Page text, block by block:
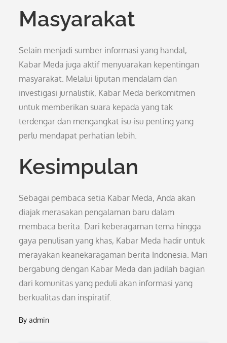
Masyarakat
Selain menjadi sumber informasi yang handal,
Kabar Meda juga aktif menyuarakan kepentingan
masyarakat. Melalui liputan mendalam dan
investigasi jurnalistik, Kabar Meda berkomitmen
untuk memberikan suara kepada yang tak
terdengar dan mengangkat isu-isu penting yang
perlu mendapat perhatian lebih.
Kesimpulan
Sebagai pembaca setia Kabar Meda, Anda akan
diajak merasakan pengalaman baru dalam
membaca berita. Dari keberagaman tema hingga
gaya penulisan yang khas, Kabar Meda hadir untuk
merayakan keanekaragaman berita Indonesia. Mari
bergabung dengan Kabar Meda dan jadilah bagian
dari komunitas yang peduli akan informasi yang
berkualitas dan inspiratif.
Byadmin